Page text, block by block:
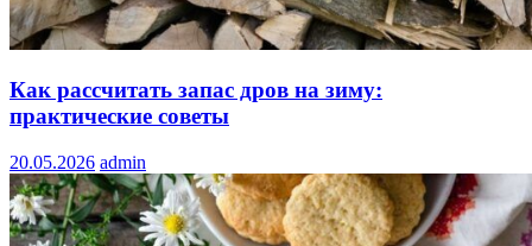
Как рассчитать запас дров на зиму:
практические советы
20.05.2026 admin